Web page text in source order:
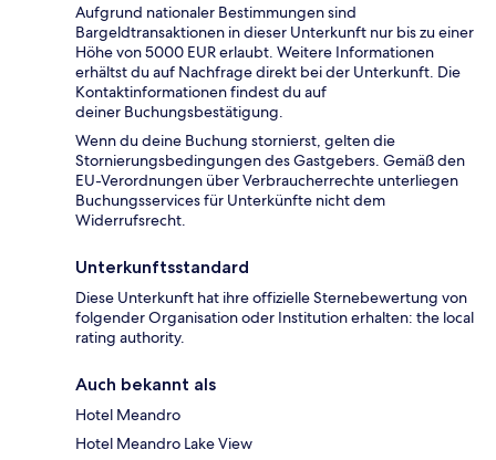
Aufgrund nationaler Bestimmungen sind
Bargeldtransaktionen in dieser Unterkunft nur bis zu einer
Höhe von 5000 EUR erlaubt. Weitere Informationen
erhältst du auf Nachfrage direkt bei der Unterkunft. Die
Kontaktinformationen findest du auf
deiner Buchungsbestätigung.
Wenn du deine Buchung stornierst, gelten die
Stornierungsbedingungen des Gastgebers. Gemäß den
EU-Verordnungen über Verbraucherrechte unterliegen
Buchungsservices für Unterkünfte nicht dem
Widerrufsrecht.
Unterkunftsstandard
Diese Unterkunft hat ihre offizielle Sternebewertung von
folgender Organisation oder Institution erhalten: the local
rating authority.
Auch bekannt als
Hotel Meandro
Hotel Meandro Lake View